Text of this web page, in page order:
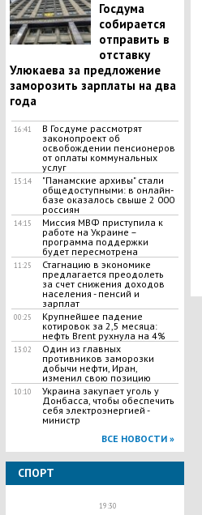
Госдума
собирается
отправить в
отставку
Улюкаева за предложение
заморозить зарплаты на два
года
16:41
В Госдуме рассмотрят
законопроект об
освобождении пенсионеров
от оплаты коммунальных
услуг
15:14
"Панамские архивы" стали
общедоступными: в онлайн-
базе оказалось свыше 2 000
россиян
14:15
Миссия МВФ приступила к
работе на Украине –
программа поддержки
будет пересмотрена
11:25
Стагнацию в экономике
предлагается преодолеть
за счет снижения доходов
населения - пенсий и
зарплат
00:25
Крупнейшее падение
котировок за 2,5 месяца:
нефть Brent рухнула на 4%
13:02
Один из главных
противников заморозки
добычи нефти, Иран,
изменил свою позицию
10:10
Украина закупает уголь у
Донбасса, чтобы обеспечить
себя электроэнергией -
министр
ВСЕ НОВОСТИ »
СПОРТ
19:30